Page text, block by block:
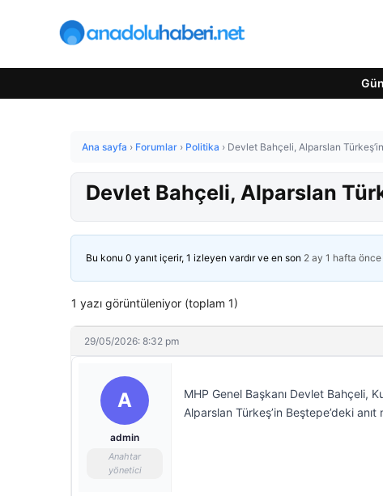
Ana sayfa › Forumlar › Politika › Devlet Bahçeli, Alparslan
Devlet Bahçeli, Alparslan
Bu konu 0 yanıt içerir, 1 izleyen vardır ve en son 2 ay 1 hafta önce
1 yazı görüntüleniyor (toplam 1)
29/05/2026: 8:32 pm
A
admin
Anahtar
yönetici
MHP Genel Başkanı Devlet Bahçeli,
Alparslan Türkeş’in Beştepe’deki anıt